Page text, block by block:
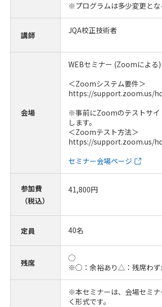
※プログラムは多少変更と
講師 JQA校正技術者
会場
WEBセミナー (Zoomによる)
＜Zoomシステム要件＞
https://support.zoom.us/
※事前にZoomのテストサイ
します。
＜Zoomテスト方法＞
https://support.zoom.us/
セミナー会場ページ
参加費
（税込）
41,800円
定員 40名
残席
◯
※○：余裕あり△：残席わずか
※本セミナーは、会場セミ
く形式です。